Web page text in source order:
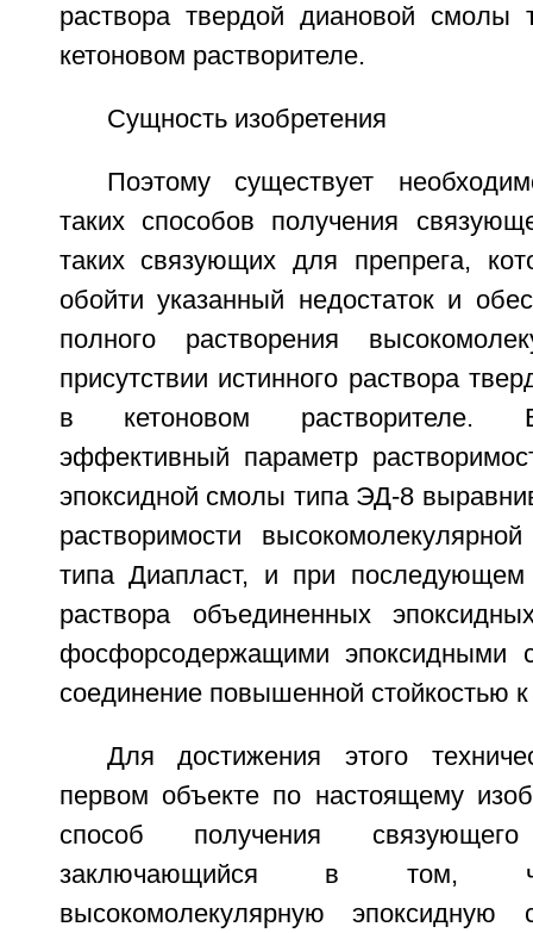
раствора твердой диановой
кетоновом растворителе.
Сущность изобретения
Поэтому существует
таких способов получения
таких связующих для препрега,
обойти указанный недостаток и
полного растворения
присутствии истинного раствора
в кетоновом растворителе.
эффективный параметр
эпоксидной смолы типа ЭД-8
растворимости
типа Диапласт, и при последующем
раствора объединенных
фосфорсодержащими эпоксидными
соединение повышенной стойкостью
Для достижения этого
первом объекте по настоящему
способ получения
заключающийся в том,
высокомолекулярную